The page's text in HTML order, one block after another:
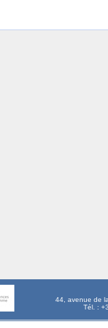
44, avenue de
Tél. :